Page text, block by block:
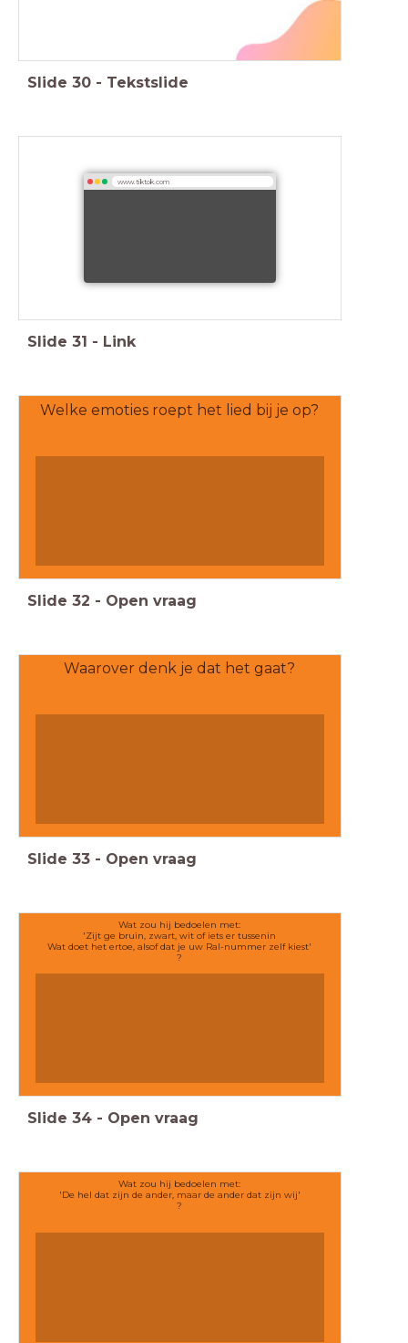
Slide 30 - Tekstslide
www.tiktok.com
Slide 31 - Link
Welke emoties roept het lied bij je op?
Slide 32 - Open vraag
Waarover denk je dat het gaat?
Slide 33 - Open vraag
Wat zou hij bedoelen met:
'Zijt ge bruin, zwart, wit of iets er tussenin
Wat doet het ertoe, alsof dat je uw Ral-nummer zelf kiest'
?
Slide 34 - Open vraag
Wat zou hij bedoelen met:
'De hel dat zijn de ander, maar de ander dat zijn wij'
?